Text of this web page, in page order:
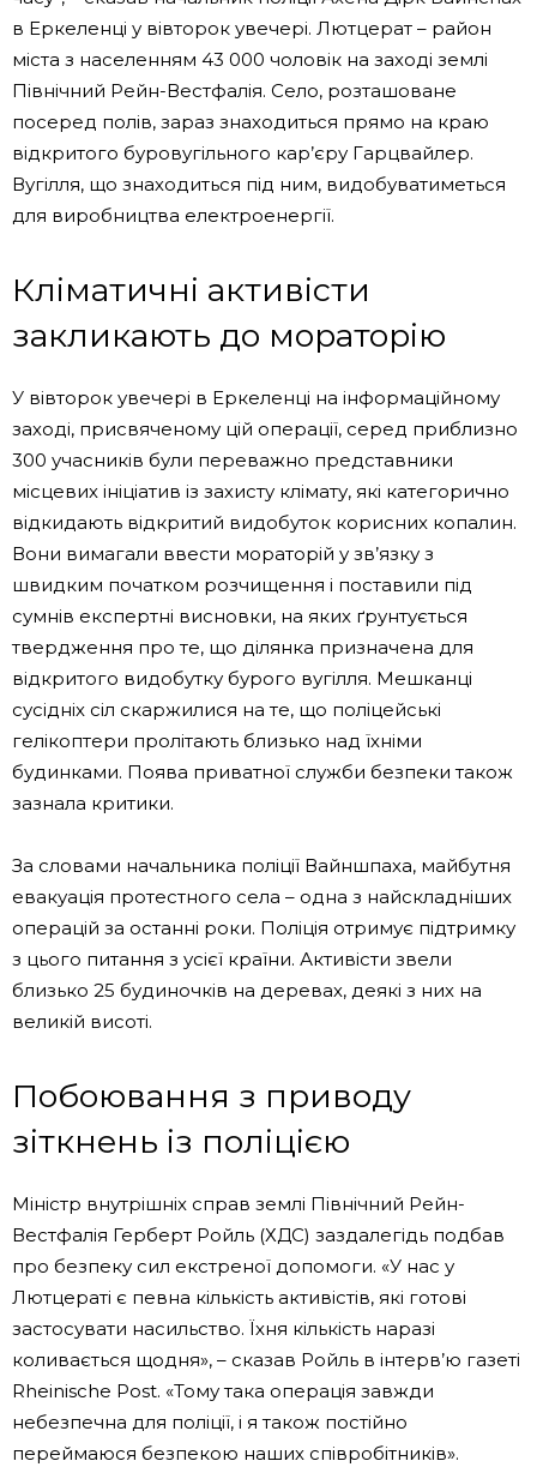
в Еркеленці у вівторок увечері. Лютцерат – район
міста з населенням 43 000 чоловік на заході землі
Північний Рейн-Вестфалія. Село, розташоване
посеред полів, зараз знаходиться прямо на краю
відкритого буровугільного кар’єру Гарцвайлер.
Вугілля, що знаходиться під ним, видобуватиметься
для виробництва електроенергії.
Кліматичні активісти
закликають до мораторію
У вівторок увечері в Еркеленці на інформаційному
заході, присвяченому цій операції, серед приблизно
300 учасників були переважно представники
місцевих ініціатив із захисту клімату, які категорично
відкидають відкритий видобуток корисних копалин.
Вони вимагали ввести мораторій у зв’язку з
швидким початком розчищення і поставили під
сумнів експертні висновки, на яких ґрунтується
твердження про те, що ділянка призначена для
відкритого видобутку бурого вугілля. Мешканці
сусідніх сіл скаржилися на те, що поліцейські
гелікоптери пролітають близько над їхніми
будинками. Поява приватної служби безпеки також
зазнала критики.
За словами начальника поліції Вайншпаха, майбутня
евакуація протестного села – одна з найскладніших
операцій за останні роки. Поліція отримує підтримку
з цього питання з усієї країни. Активісти звели
близько 25 будиночків на деревах, деякі з них на
великій висоті.
Побоювання з приводу
зіткнень із поліцією
Міністр внутрішніх справ землі Північний Рейн-
Вестфалія Герберт Ройль (ХДС) заздалегідь подбав
про безпеку сил екстреної допомоги. «У нас у
Лютцераті є певна кількість активістів, які готові
застосувати насильство. Їхня кількість наразі
коливається щодня», – сказав Ройль в інтерв’ю газеті
Rheinische Post. «Тому така операція завжди
небезпечна для поліції, і я також постійно
переймаюся безпекою наших співробітників».